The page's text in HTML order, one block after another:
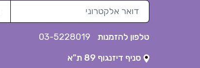
דואר אלקטרוני
טלפון להזמנות
סניף דיזנגוף 89 ת"א